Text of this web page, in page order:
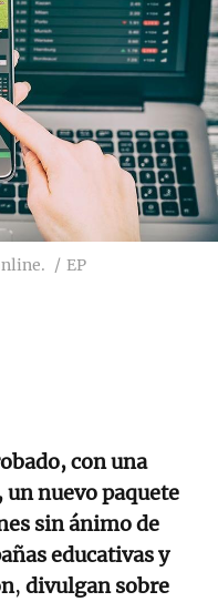
EP
con una
nuevo paquete
sin ánimo de
educativas y
, divulgan sobre